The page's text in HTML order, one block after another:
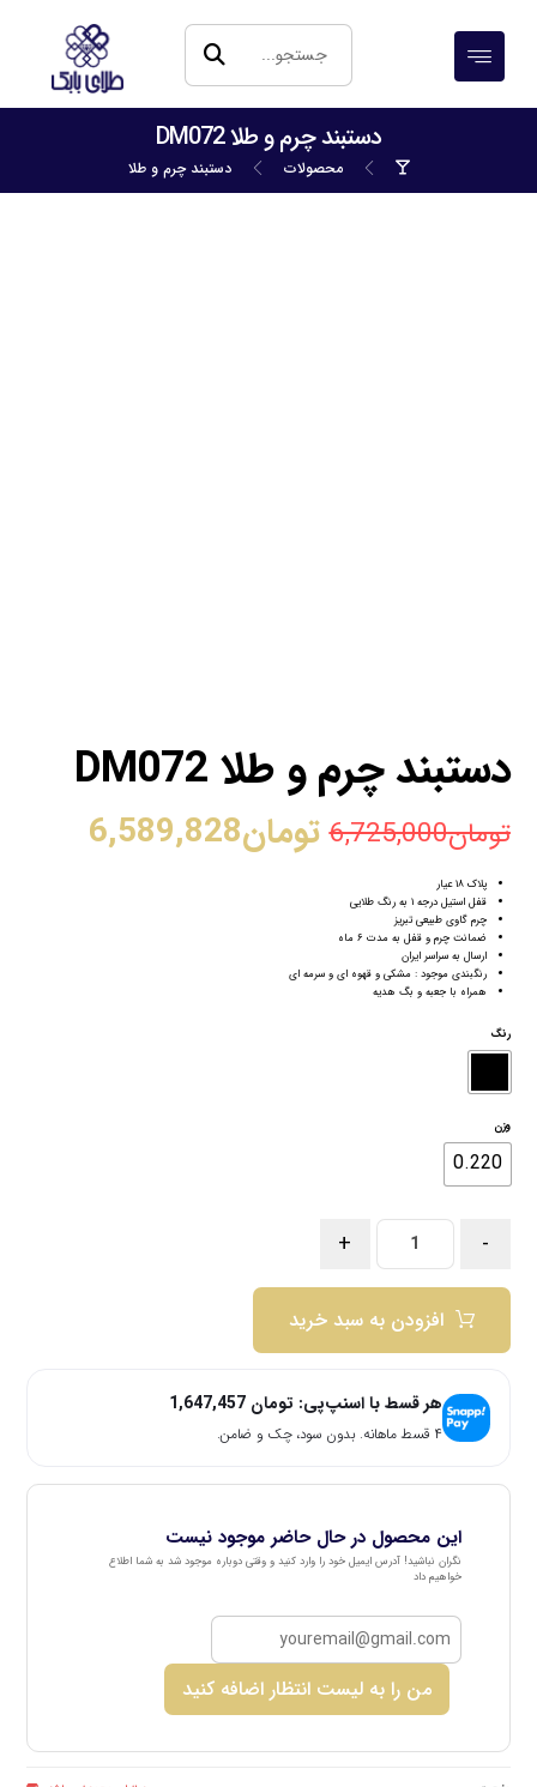
دستبند چرم و طلا DM072
محصولات دستبند چرم و طلا
دستبند چرم و طلا DM072
تومان6,725,000 تومان6,589,828
پلاک ۱۸ عیار
قفل استیل درجه ۱ به رنگ طلایی
چرم گاوی طبیعی تبریز
ضمانت چرم و قفل به مدت ۶ ماه
ارسال به سراسر ایران
رنگبندی موجود : مشکی و قهوه ای و سرمه ای
همراه با جعبه و بگ هدیه
رنگ
وزن
0.220
-
+
افزودن به سبد خرید
هر قسط با اسنپ‌پی: تومان 1,647,457
۴ قسط ماهانه. بدون سود، چک و ضامن.
این محصول در حال حاضر موجود نیست
نگران نباشید! آدرس ایمیل خود را وارد کنید و وقتی دوباره موجود شد به شما اطلاع
خواهیم داد
من را به لیست انتظار اضافه کنید